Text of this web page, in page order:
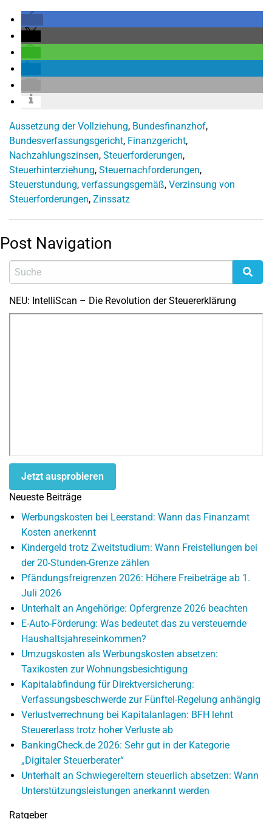
Aussetzung der Vollziehung, Bundesfinanzhof,
Bundesverfassungsgericht, Finanzgericht,
Nachzahlungszinsen, Steuerforderungen,
Steuerhinterziehung, Steuernachforderungen,
Steuerstundung, verfassungsgemäß, Verzinsung von
Steuerforderungen, Zinssatz
Post Navigation
NEU: IntelliScan – Die Revolution der Steuererklärung
Jetzt ausprobieren
Neueste Beiträge
Werbungskosten bei Leerstand: Wann das Finanzamt
Kosten anerkennt
Kindergeld trotz Zweitstudium: Wann Freistellungen bei
der 20-Stunden-Grenze zählen
Pfändungsfreigrenzen 2026: Höhere Freibeträge ab 1.
Juli 2026
Unterhalt an Angehörige: Opfergrenze 2026 beachten
E-Auto-Förderung: Was bedeutet das zu versteuernde
Haushaltsjahreseinkommen?
Umzugskosten als Werbungskosten absetzen:
Taxikosten zur Wohnungsbesichtigung
Kapitalabfindung für Direktversicherung:
Verfassungsbeschwerde zur Fünftel-Regelung anhängig
Verlustverrechnung bei Kapitalanlagen: BFH lehnt
Steuererlass trotz hoher Verluste ab
BankingCheck.de 2026: Sehr gut in der Kategorie
„Digitaler Steuerberater“
Unterhalt an Schwiegereltern steuerlich absetzen: Wann
Unterstützungsleistungen anerkannt werden
Ratgeber